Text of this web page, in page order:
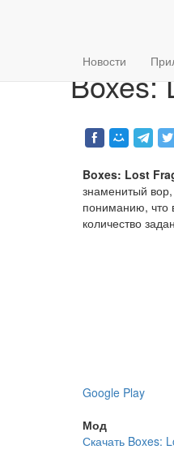
Новости
Boxes:
Boxes: Lost
знаменитый
пониманию, что
количество
Google Play
Мод
Скачать Boxes: